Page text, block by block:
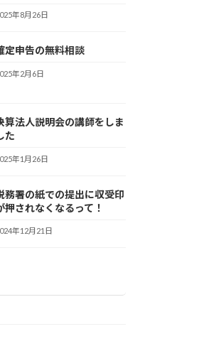
年8月26日
定申告の無料相談
年2月6日
算法人説明会の講師をしま
た
年1月26日
務署の紙での提出に収受印
押されなくなるって！
年12月21日